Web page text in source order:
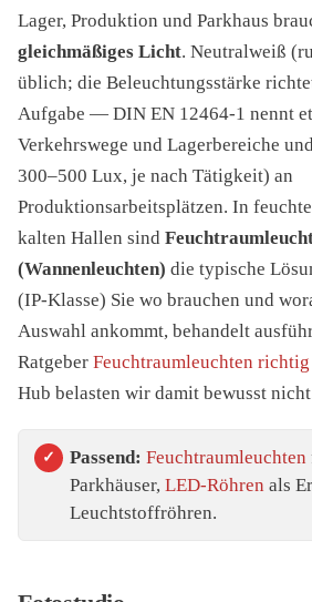
Lager, Produktion und Parkhaus
gleichmäßiges Licht. Neutralweiß
üblich; die Beleuchtungsstärke
Aufgabe — DIN EN 12464-1 nennt
Verkehrswege und Lagerbereiche
300–500 Lux, je nach Tätigkeit) an
Produktionsarbeitsplätzen. In
kalten Hallen sind
(Wannenleuchten) die typische
(IP-Klasse) Sie wo brauchen und
Auswahl ankommt, behandelt
Ratgeber Feuchtraumleuchten richtig
Hub belasten wir damit bewusst
Passend: Feuchtraumleuchten
Parkhäuser, LED-Röhren als
Leuchtstoffröhren.